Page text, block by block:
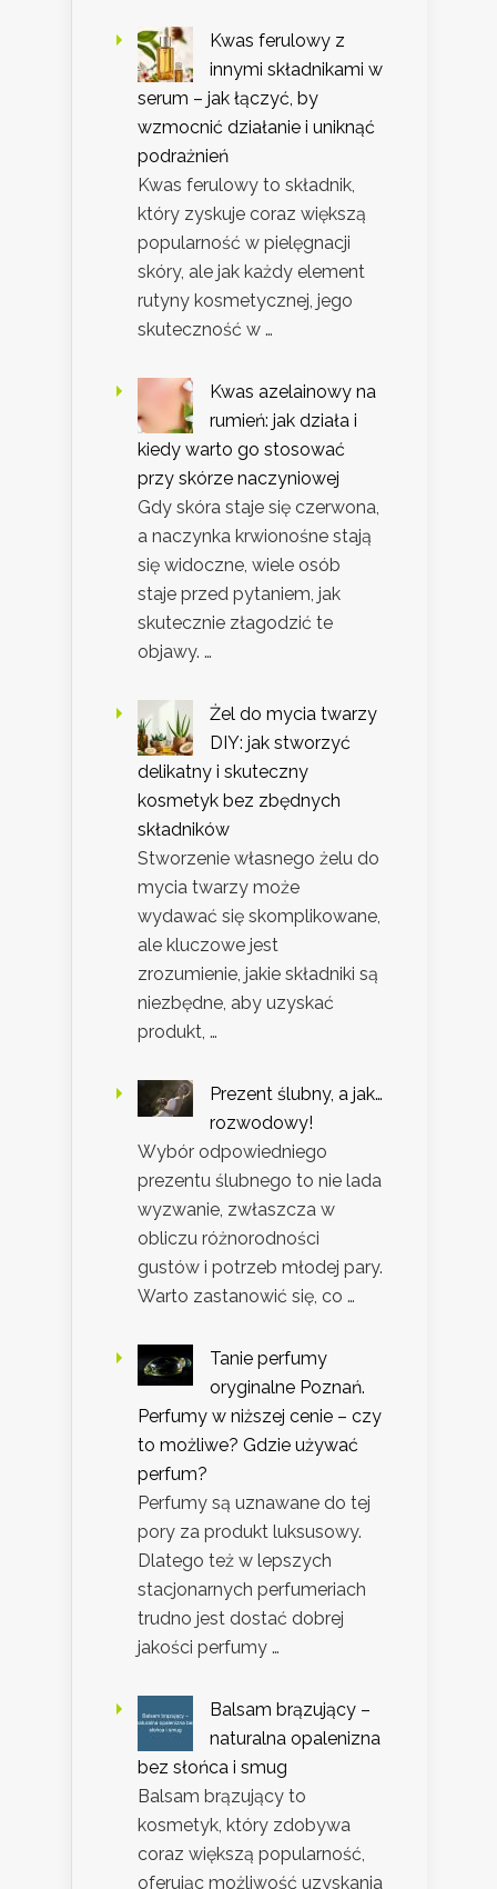
Kwas ferulowy z
innymi składnikami w
serum – jak łączyć, by
wzmocnić działanie i uniknąć
podrażnień
Kwas ferulowy to składnik,
który zyskuje coraz większą
popularność w pielęgnacji
skóry, ale jak każdy element
rutyny kosmetycznej, jego
skuteczność w …
Kwas azelainowy na
rumień: jak działa i
kiedy warto go stosować
przy skórze naczyniowej
Gdy skóra staje się czerwona,
a naczynka krwionośne stają
się widoczne, wiele osób
staje przed pytaniem, jak
skutecznie złagodzić te
objawy. …
Żel do mycia twarzy
DIY: jak stworzyć
delikatny i skuteczny
kosmetyk bez zbędnych
składników
Stworzenie własnego żelu do
mycia twarzy może
wydawać się skomplikowane,
ale kluczowe jest
zrozumienie, jakie składniki są
niezbędne, aby uzyskać
produkt, …
Prezent ślubny, a jak…
rozwodowy!
Wybór odpowiedniego
prezentu ślubnego to nie lada
wyzwanie, zwłaszcza w
obliczu różnorodności
gustów i potrzeb młodej pary.
Warto zastanowić się, co …
Tanie perfumy
oryginalne Poznań.
Perfumy w niższej cenie – czy
to możliwe? Gdzie używać
perfum?
Perfumy są uznawane do tej
pory za produkt luksusowy.
Dlatego też w lepszych
stacjonarnych perfumeriach
trudno jest dostać dobrej
jakości perfumy …
Balsam brązujący –
naturalna opalenizna
bez słońca i smug
Balsam brązujący to
kosmetyk, który zdobywa
coraz większą popularność,
oferując możliwość uzyskania